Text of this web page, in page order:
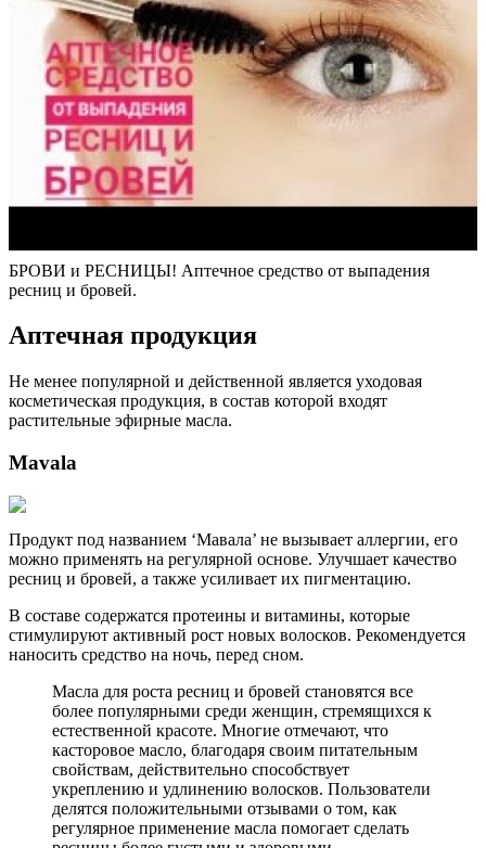
БРОВИ и РЕСНИЦЫ! Аптечное средство от выпадения
ресниц и бровей.
Аптечная продукция
Не менее популярной и действенной является уходовая
косметическая продукция, в состав которой входят
растительные эфирные масла.
Mavala
Продукт под названием ‘Мавала’ не вызывает аллергии, его
можно применять на регулярной основе. Улучшает качество
ресниц и бровей, а также усиливает их пигментацию.
В составе содержатся протеины и витамины, которые
стимулируют активный рост новых волосков. Рекомендуется
наносить средство на ночь, перед сном.
Масла для роста ресниц и бровей становятся все
более популярными среди женщин, стремящихся к
естественной красоте. Многие отмечают, что
касторовое масло, благодаря своим питательным
свойствам, действительно способствует
укреплению и удлинению волосков. Пользователи
делятся положительными отзывами о том, как
регулярное применение масла помогает сделать